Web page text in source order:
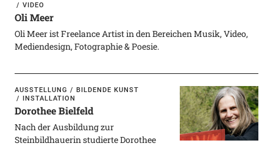
VIDEO
Oli Meer
Oli Meer ist Freelance Artist in den Bereichen Musik, Video,
Mediendesign, Fotographie & Poesie.
AUSSTELLUNG
BILDENDE KUNST
INSTALLATION
Dorothee Bielfeld
Nach der Ausbildung zur
Steinbildhauerin studierte Dorothee